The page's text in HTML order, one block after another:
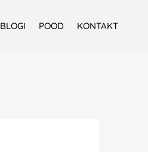
BLOGI POOD KONTAKT